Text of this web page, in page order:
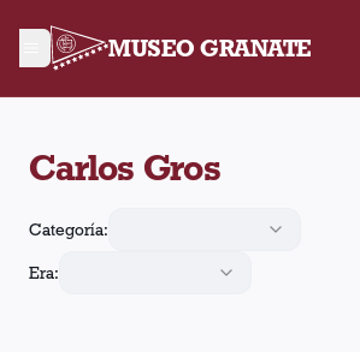
MUSEO GRANATE
Carlos Gros
Categoría:
Era: